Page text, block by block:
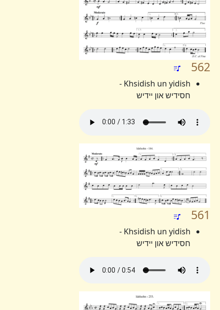
562
Khsidish un yidish -
חסידיש און יידיש
561
Khsidish un yidish -
חסידיש און יידיש